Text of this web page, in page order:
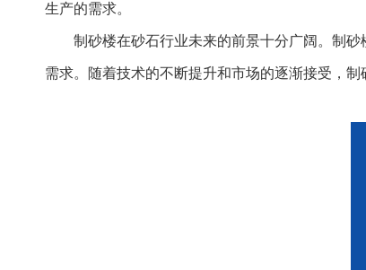
生产的需求。
制砂楼在砂石行业未来的前景十分广阔。制
需求。随着技术的不断提升和市场的逐渐接受，